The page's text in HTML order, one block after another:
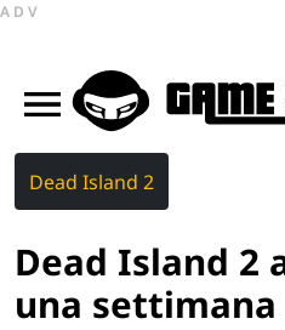
ADV
Dead Island 2
Dead Island 2
una settimana